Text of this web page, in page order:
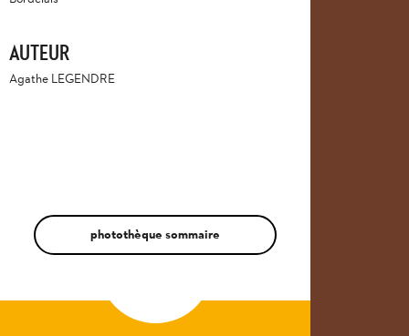
AUTEUR
Agathe LEGENDRE
photothèque sommaire